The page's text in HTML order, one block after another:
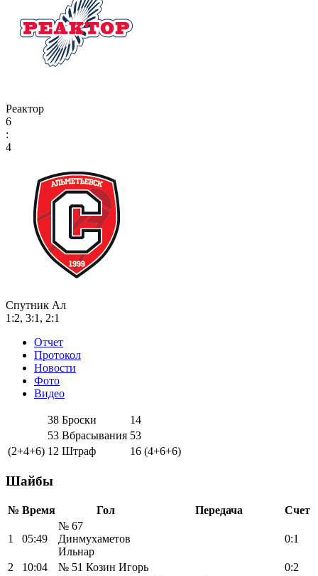
Реактор
6
:
4
Спутник Ал
1:2, 3:1, 2:1
Отчет
Протокол
Новости
Фото
Видео
38 Броски
14
53 Вбрасывания 53
(2+4+6) 12 Штраф 16 (4+6+6)
Шайбы
№ Время Гол Передача Счет
1 05:49
№ 67
Динмухаметов
Ильнар
0:1
2 10:04 № 51 Козин Игорь
0:2